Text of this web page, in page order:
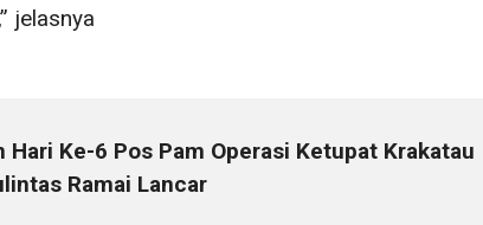
jelasnya
Hari Ke-6 Pos Pam Operasi Ketupat Krakatau
Ramai Lancar